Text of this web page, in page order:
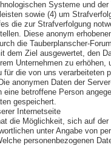
Systeme und der
sowie (4) um
die zur Strafverfolgung
Diese anonym
die Tauberplanscher-
dem Ziel ausgewertet, den
Unternehmen zu erhöhen,
die von uns verarbeiteten
anonymen Daten der
eine betroffene Person
gespeichert.
Internetseite
die Möglichkeit, sich auf
unter Angabe von
personenbezogenen